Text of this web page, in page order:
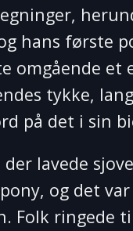
hans første
omgående et
tykke,
på det i sin
der lavede
og det
Folk ringede